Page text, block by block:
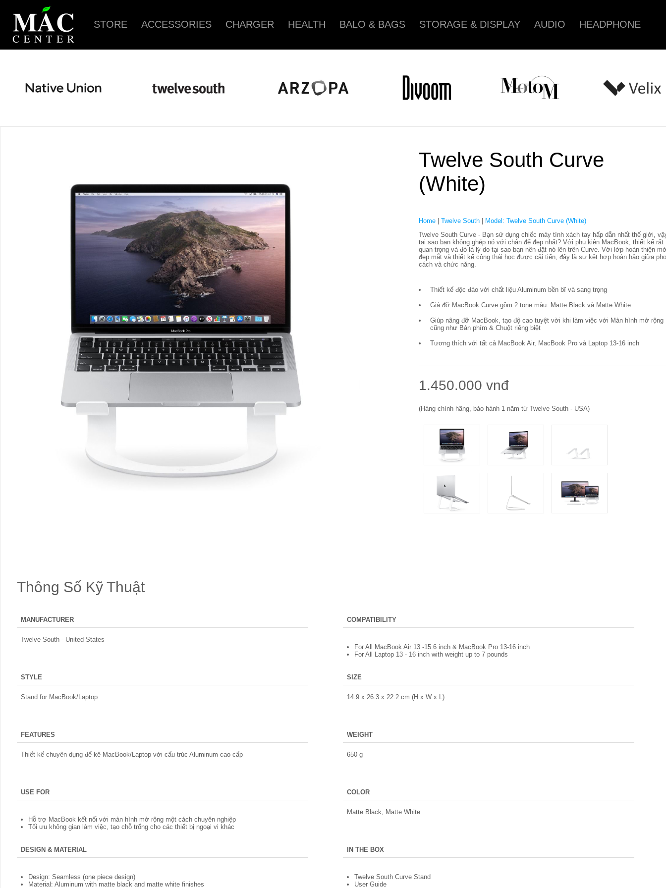
STORE ACCESSORIES CHARGER HEALTH BALO & BAGS STORAGE & DISPLAY AUDIO HEADPHONE
Twelve South Curve
(White)
Home Twelve South
Model: Twelve South Curve (White)
Twelve South Curve - Bạn sử dụng chiếc máy tính xách tay hấp dẫn nhất thế giới,
tại sao bạn không ghép nó với chân đế đẹp nhất? Với phụ kiện MacBook, thiết kế rất
quan trọng và đó là lý do tại sao bạn nên đặt nó lên trên Curve. Với lớp hoàn thiện
đẹp mắt và thiết kế công thái học được cải tiến, đây là sự kết hợp hoàn hảo giữa
cách và chức năng.
Thiết kế độc đáo với chất liệu Aluminum bền bĩ và sang trọng
Giá đỡ MacBook Curve gồm 2 tone màu: Matte Black và Matte White
Giúp nâng đỡ MacBook, tạo độ cao tuyệt vời khi làm việc với Màn hình mở rộng
cũng như Bàn phím & Chuột riêng biệt
Tương thích với tất cả MacBook Air, MacBook Pro và Laptop 13-16 inch
1.450.000 vnđ
(Hàng chính hãng, bảo hành 1 năm từ Twelve South - USA)
Thông Số Kỹ Thuật
MANUFACTURER
Twelve South - United States
STYLE
Stand for MacBook/Laptop
FEATURES
Thiết kế chuyên dụng để kê MacBook/Laptop với cấu trúc Aluminum cao cấp
USE FOR
Hỗ trợ MacBook kết nối với màn hình mở rộng một cách chuyên nghiệp
Tối ưu không gian làm việc, tạo chỗ trống cho các thiết bị ngoại vi khác
DESIGN & MATERIAL
Design: Seamless (one piece design)
Material: Aluminum with matte black and matte white finishes
COMPATIBILITY
For All MacBook Air 13 -15.6 inch & MacBook Pro 13-16 inch
For All Laptop 13 - 16 inch with weight up to 7 pounds
SIZE
14.9 x 26.3 x 22.2 cm (H x W x L)
WEIGHT
650 g
COLOR
Matte Black, Matte White
IN THE BOX
Twelve South Curve Stand
User Guide